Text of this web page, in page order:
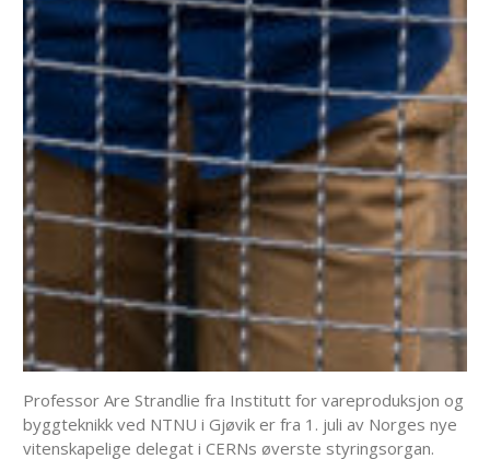
Professor Are Strandlie fra Institutt for vareproduksjon og
byggteknikk ved NTNU i Gjøvik er fra 1. juli av Norges nye
vitenskapelige delegat i CERNs øverste styringsorgan.